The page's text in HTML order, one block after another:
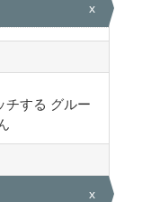
x
チする グルー
x